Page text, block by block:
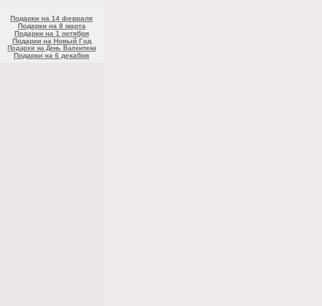
Подарки на 14 февраля
Подарки на 8 марта
Подарки на 1 октября
Подарки на Новый Год
Подарки на День Валентина
Подарки на 6 декабря